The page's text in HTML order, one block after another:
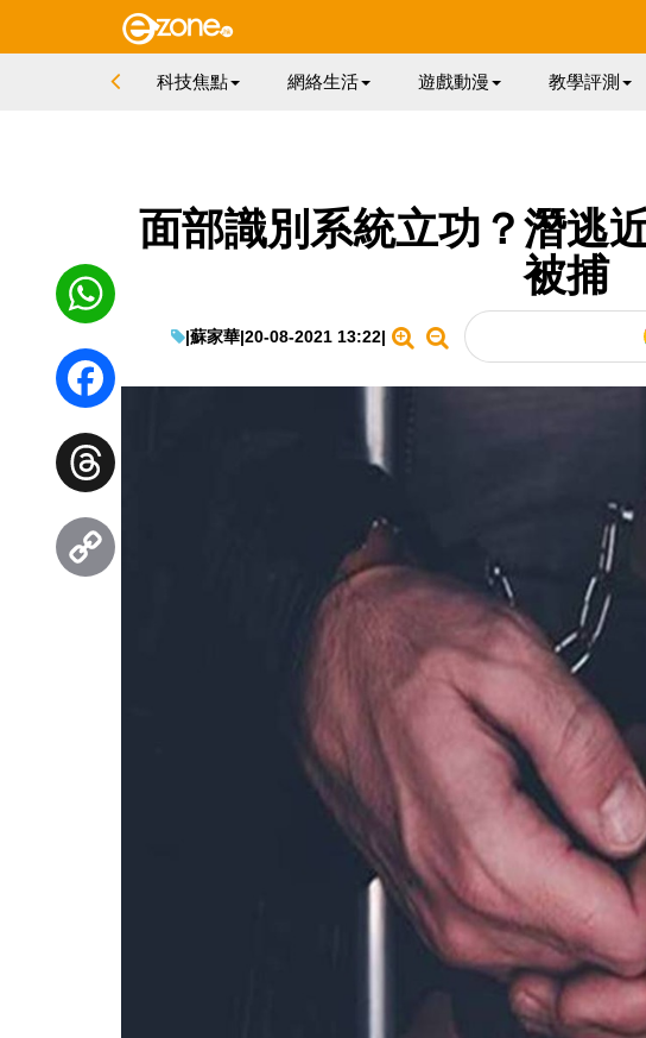
科技焦點 網絡生活 遊戲動漫 教學評測
面部識別系統立功？潛逃
被捕
|蘇家華|20-08-2021 13:22|
WhatsApp
Facebook
Threads